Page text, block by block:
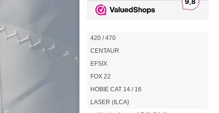
420 / 470
CENTAUR
EFSIX
FOX 22
HOBIE CAT 14 / 16
LASER (ILCA)